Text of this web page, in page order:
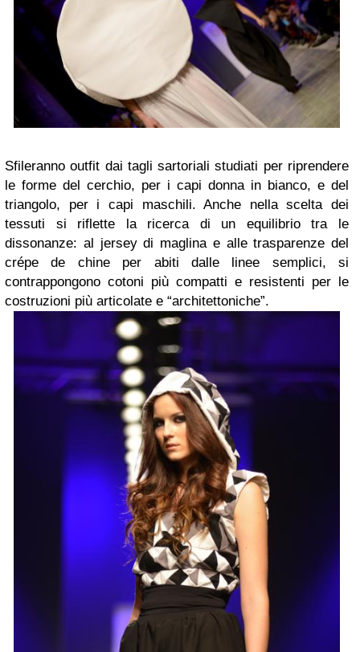
Sfileranno outfit dai tagli sartoriali studiati per riprendere
le forme del cerchio, per i capi donna in bianco, e del
triangolo, per i capi maschili. Anche nella scelta dei
tessuti si riflette la ricerca di un equilibrio tra le
dissonanze: al jersey di maglina e alle trasparenze del
crépe de chine per abiti dalle linee semplici, si
contrappongono cotoni più compatti e resistenti per le
costruzioni più articolate e “architettoniche”.